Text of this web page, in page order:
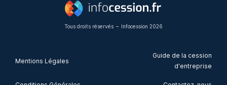
Mentions Légales
Guide de la cession
d'entreprise
Tous droits réservés – Infocession 2026